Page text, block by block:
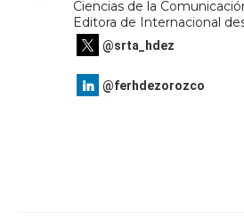
Ciencias de la
Editora de Internacional
@srta_hdez
@ferhdezorozco